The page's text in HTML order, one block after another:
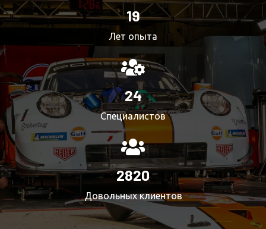
20
Лет опыта
25
Специалистов
3000
Довольных клиентов